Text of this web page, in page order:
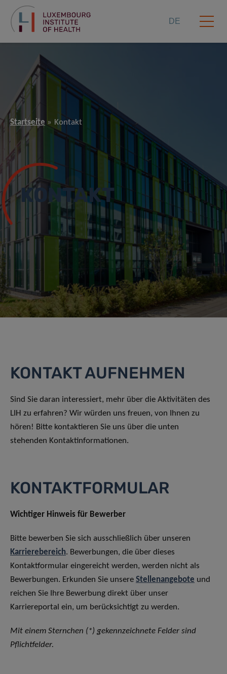
DE
Startseite Kontakt
KONTAKT
KONTAKT AUFNEHMEN
Sind Sie daran interessiert, mehr über die Aktivitäten des
LIH zu erfahren? Wir würden uns freuen, von Ihnen zu
hören! Bitte kontaktieren Sie uns über die unten
stehenden Kontaktinformationen.
KONTAKTFORMULAR
Wichtiger Hinweis für Bewerber
Bitte bewerben Sie sich ausschließlich über unseren
Karrierebereich. Bewerbungen, die über dieses
Kontaktformular eingereicht werden, werden nicht als
Bewerbungen. Erkunden Sie unsere Stellenangebote und
reichen Sie Ihre Bewerbung direkt über unser
Karriereportal ein, um berücksichtigt zu werden.
Mit einem Sternchen (*) gekennzeichnete Felder sind
Pflichtfelder.